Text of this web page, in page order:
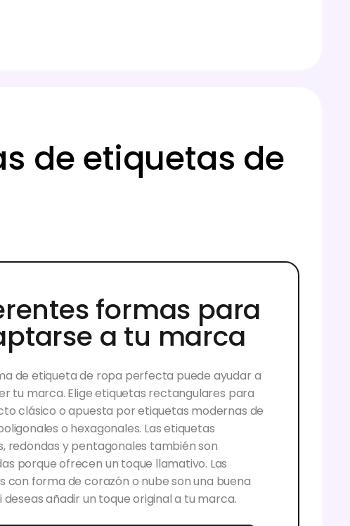
de etiquetas de
formas para
a tu marca
de etiqueta de ropa perfecta puede ayudar a
tu marca. Elige etiquetas rectangulares para
clásico o apuesta por etiquetas modernas de
o hexagonales. Las etiquetas
redondas y pentagonales también son
porque ofrecen un toque llamativo. Las
con forma de corazón o nube son una buena
deseas añadir un toque original a tu marca.